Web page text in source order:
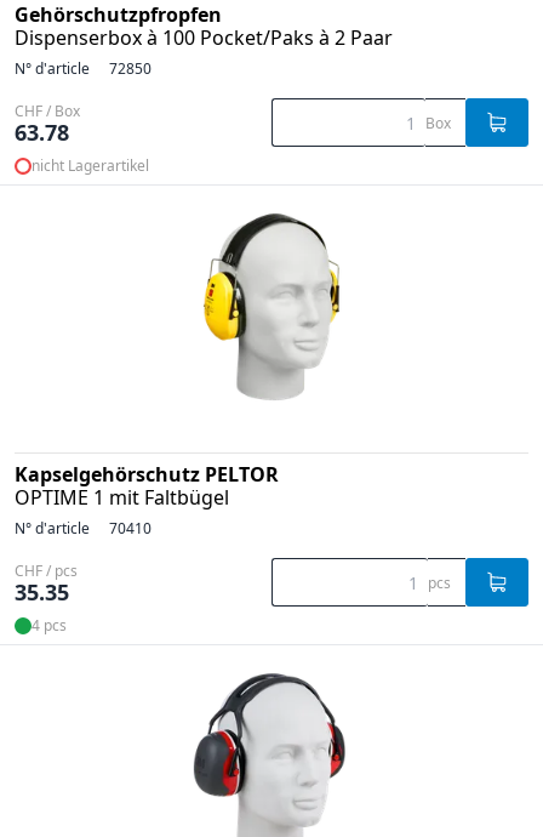
Gehörschutzpfropfen
Dispenserbox à 100 Pocket/Paks à 2 Paar
N° d'article 72850
CHF / Box
63.78 Box
nicht Lagerartikel
Kapselgehörschutz PELTOR
OPTIME 1 mit Faltbügel
N° d'article 70410
CHF / pcs
35.35 pcs
4 pcs